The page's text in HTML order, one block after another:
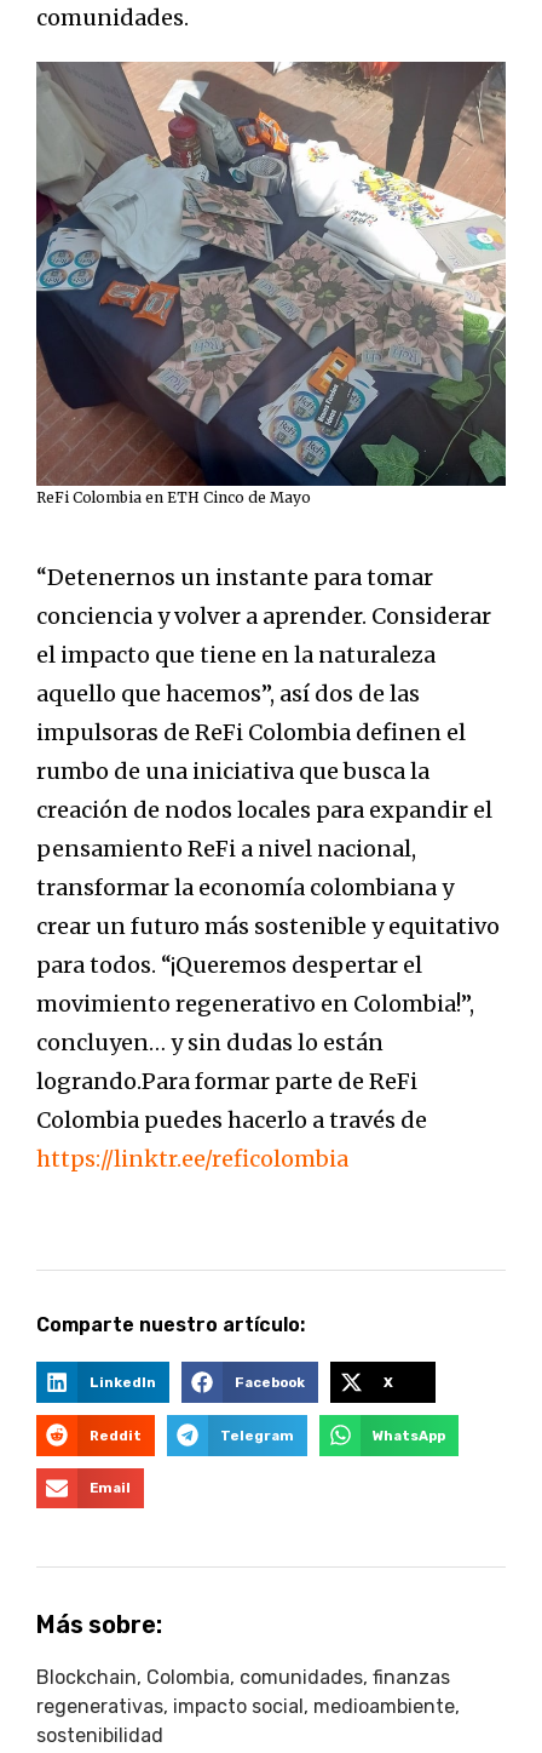
comunidades.
ReFi Colombia en ETH Cinco de Mayo
“Detenernos un instante para tomar
conciencia y volver a aprender. Considerar
el impacto que tiene en la naturaleza
aquello que hacemos”, así dos de las
impulsoras de ReFi Colombia definen el
rumbo de una iniciativa que busca la
creación de nodos locales para expandir el
pensamiento ReFi a nivel nacional,
transformar la economía colombiana y
crear un futuro más sostenible y equitativo
para todos. “¡Queremos despertar el
movimiento regenerativo en Colombia!”,
concluyen… y sin dudas lo están
logrando.Para formar parte de ReFi
Colombia puedes hacerlo a través de
https://linktr.ee/reficolombia
Comparte nuestro artículo:
LinkedIn Facebook X
Reddit Telegram WhatsApp
Email
Más sobre:
Blockchain, Colombia, comunidades, finanzas
regenerativas, impacto social, medioambiente,
sostenibilidad